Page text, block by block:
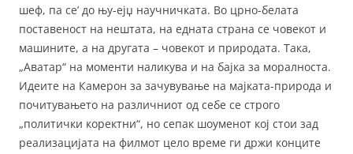
шеф, па се’ до њу-ејџ научничката. Во црно-белата
поставеност на нештата, на едната страна се човекот и
машините, а на другата – човекот и природата. Така,
„Аватар“ на моменти наликува и на бајка за моралноста.
Идеите на Камерон за зачувување на мајката-природа и
почитувањето на различниот од себе се строго
„политички коректни“, но сепак шоуменот кој стои зад
реализацијата на филмот цело време ги држи конците